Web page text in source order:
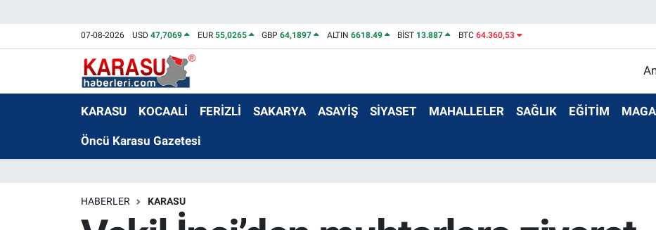
07-08-2026 USD47,7069 EUR 55,0265 GBP64,1897 ALTIN 6618.49 BİST 13.887 BTC 64.360,53
KARASU KOCAALİ FERİZLİ SAKARYA ASAYİŞ SİYASET MAHALLELER SAĞLIK EĞİTİM
Öncü Karasu Gazetesi
HABERLER KARASU